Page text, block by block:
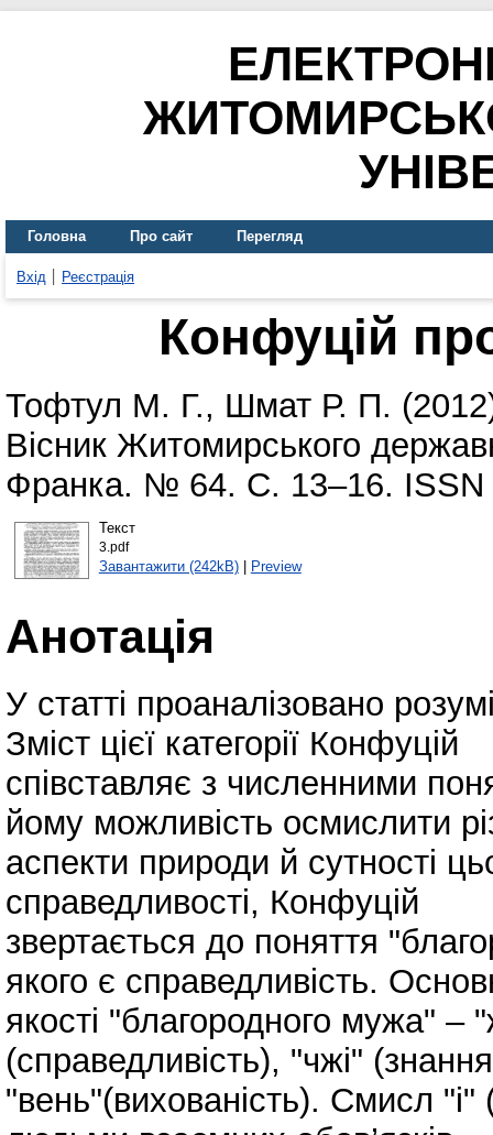
Головна Про сайт Перегляд
Вхід Реєстрація
Конфуцій
Тофтул М. Г., Шмат Р. П.
Вісник Житомирського
Франка. № 64. С. 13–16. ISSN
Текст
3.pdf
Завантажити (242kB)| Preview
Анотація
У статті проаналізовано
Зміст цієї категорії Конфуцій
співставляє з численними
йому можливість осмислити
аспекти природи й сутності
справедливості, Конфуцій
звертається до поняття
якого є справедливість.
якості "благородного мужа" –
(справедливість), "чжі"
"вень"(вихованість). Смисл "і"